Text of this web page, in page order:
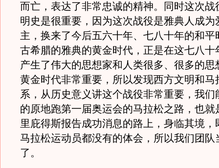
而亡，表达了非常忠诚的精神。同时这次战
明史是很重要，因为这次战役是雅典人成为
主，换来了今后五六十年、七八十年的和平
古希腊的雅典的黄金时代，正是在这七八十
产生了伟大的思想家和人类很多、很多的思
黄金时代非常重要，所以发现西方文明和马
系，从历史意义讲这个战役非常重要，我们
的原地跑第一届奥运会的马拉松之路，也
里庇得斯报告成功消息的路上，身临其境，
马拉松运动员都没有的体会，所以我们团队
了。